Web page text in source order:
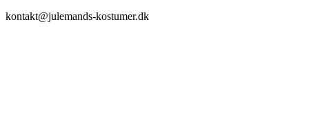
kontakt@julemands-kostumer.dk